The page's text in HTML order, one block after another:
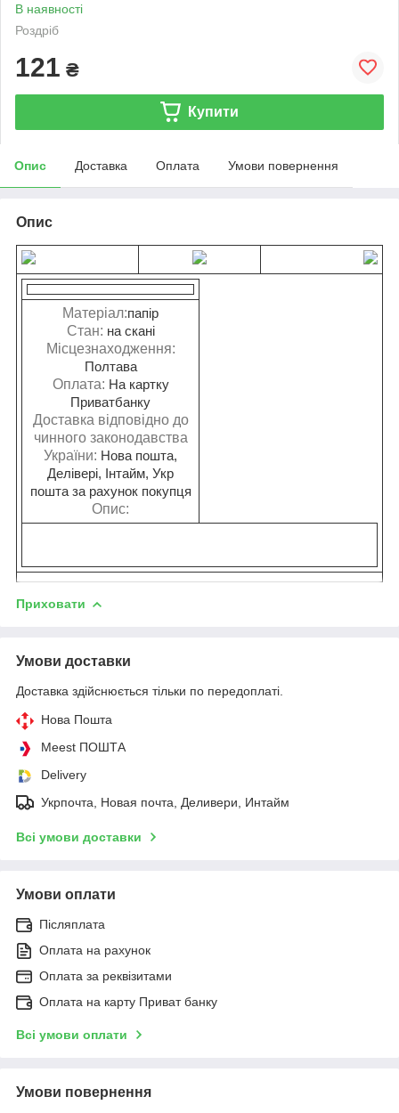
В наявності
Роздріб
121 ₴
Купити
Опис Доставка Оплата Умови повернення
Опис
Матеріал:папір
Стан: на скані
Місцезнаходження:
Полтава
Оплата: На картку
Приватбанку
Доставка відповідно до
чинного законодавства
України: Нова пошта,
Делівері, Інтайм, Укр
пошта за рахунок покупця
Опис:
Приховати
Умови доставки
Доставка здійснюється тільки по передоплаті.
Нова Пошта
Meest ПОШТА
Delivery
Укрпочта, Новая почта, Деливери, Интайм
Всі умови доставки
Умови оплати
Післяплата
Оплата на рахунок
Оплата за реквізитами
Оплата на карту Приват банку
Всі умови оплати
Умови повернення